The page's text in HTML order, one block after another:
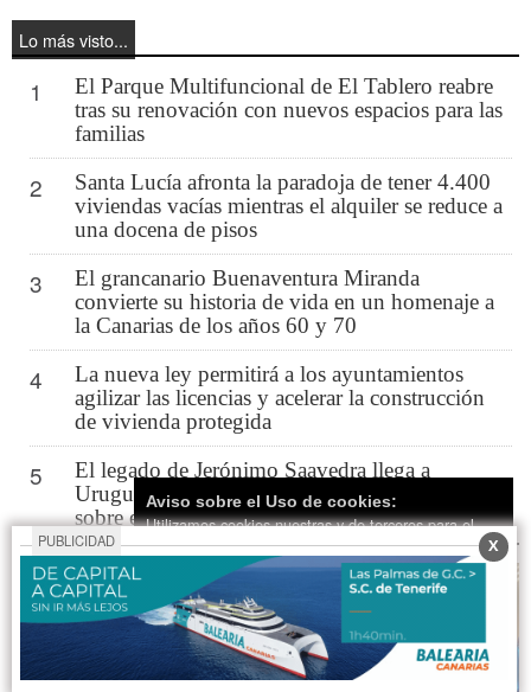
Lo más visto...
1
El Parque Multifuncional de El Tablero reabre
tras su renovación con nuevos espacios para las
familias
2
Santa Lucía afronta la paradoja de tener 4.400
viviendas vacías mientras el alquiler se reduce a
una docena de pisos
3
El grancanario Buenaventura Miranda
convierte su historia de vida en un homenaje a
la Canarias de los años 60 y 70
4
La nueva ley permitirá a los ayuntamientos
agilizar las licencias y acelerar la construcción
de vivienda protegida
5
El legado de Jerónimo Saavedra llega a
Uruguay con la presentación de una biografía
sobre el primer presidente de Canarias
PUBLICIDAD X
Aviso sobre el Uso de cookies:
Utilizamos cookies nuestras y de terceros para el
funcionamiento del digital. Puedes consultar la lista
de cookies y como desconectarlas.Ver nuestra
Política de Privacidad y Cookies
Aceptar Cookies
Personalizar